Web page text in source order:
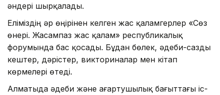
әндері шырқалады.
Еліміздің әр өңірінен келген жас қаламгерлер «Сөз
өнері. Жасампаз жас қалам» республикалық
форумында бас қосады. Бұдан бөлек, әдеби-сазды
кештер, дәрістер, викториналар мен кітап
көрмелері өтеді.
Алматыда әдеби және ағартушылық бағыттағы іс-